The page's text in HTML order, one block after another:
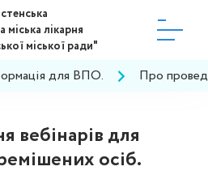
міська лікарня
міської ради"
для ВПО. Про
вебінарів для
осіб.